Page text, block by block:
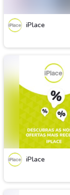
iPlace
iPlace